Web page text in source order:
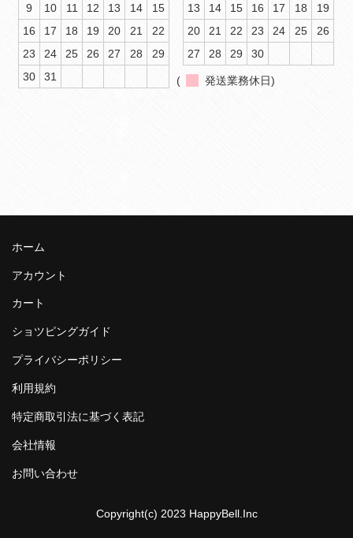
9
10 11 12 13 14
15
16
17 18 19 20 21
22
23
24 25 26 27 28
29
30
31
13
14 15 16 17 18
19
20
21 22 23 24 25
26
27
28 29 30
( 発送業務休日)
ホーム
アカウント
カート
ショツピングガイド
プライバシーポリシー
利用規約
特定商取引法に基づく表記
会社情報
お問い合わせ
Copyright(c) 2023 HappyBell.Inc